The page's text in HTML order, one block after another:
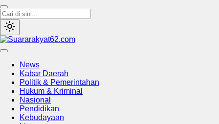
News
Kabar Daerah
Politik & Pemerintahan
Hukum & Kriminal
Nasional
Pendidikan
Kebudayaan